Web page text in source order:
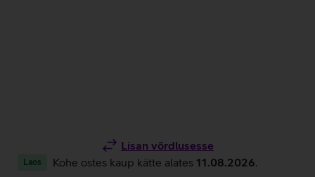
Lisan võrdlusesse
Laos Kohe ostes kaup kätte alates 11.08.2026